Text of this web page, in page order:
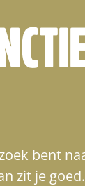
bent
zit je